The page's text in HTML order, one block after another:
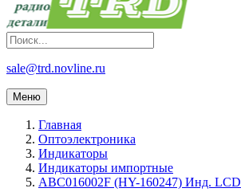
sale@trd.novline.ru
Меню
Главная
Оптоэлектроника
Индикаторы
Индикаторы импортные
ABC016002F (HY-160247) Инд. LCD